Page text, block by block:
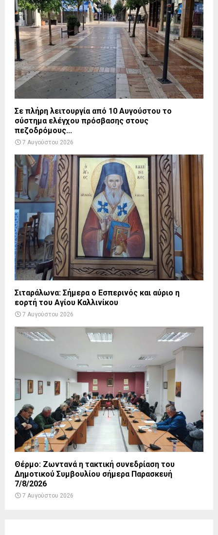
Σε πλήρη λειτουργία από 10 Αυγούστου το
σύστημα ελέγχου πρόσβασης στους
πεζοδρόμους...
7 Αυγούστου 2026
Σιταράλωνα: Σήμερα ο Εσπερινός και αύριο η
εορτή του Αγίου Καλλινίκου
7 Αυγούστου 2026
Θέρμο: Ζωντανά η τακτική συνεδρίαση του
Δημοτικού Συμβουλίου σήμερα Παρασκευή
7/8/2026
7 Αυγούστου 2026